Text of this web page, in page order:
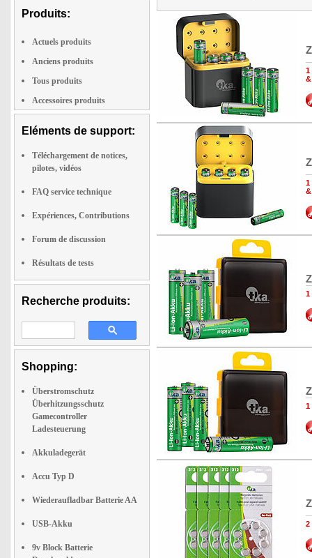
Produits:
Actuels produits
Anciens produits
Tous produits
Accessoires produits
Eléments de support:
Téléchargement de notices,
pilotes, vidéos
FAQ service technique
Expériences, Contributions
Forum de discussion
Résultats de tests
Recherche produits:
Shopping:
Überstromschutz
Überhitzungsschutz
Gamecontroller
Ladesteuerung
Akkuladegerät
Accu Typ D
Wiederaufladbar Batterie AA
USB-Akku
9v Block Batterie
1
1
1
1
2